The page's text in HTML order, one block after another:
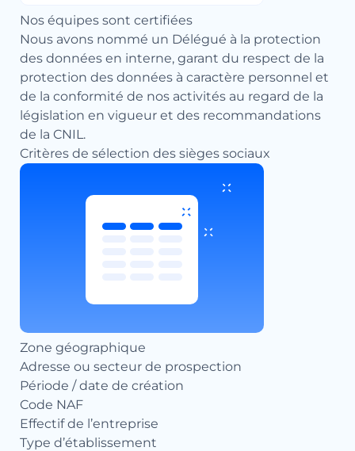
Nos équipes sont certifiées
Nous avons nommé un Délégué à la protection
des données en interne, garant du respect de la
protection des données à caractère personnel et
de la conformité de nos activités au regard de la
législation en vigueur et des recommandations
de la CNIL.
Critères de sélection des sièges sociaux
Zone géographique
Adresse ou secteur de prospection
Période / date de création
Code NAF
Effectif de l’entreprise
Type d’établissement